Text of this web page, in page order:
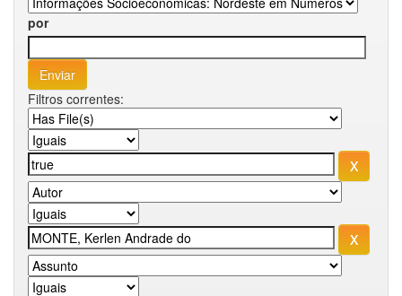
por
Filtros correntes: